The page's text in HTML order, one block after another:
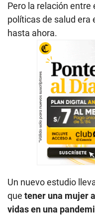
Pero la relación entre
políticas de salud era
hasta ahora.
Un nuevo estudio
que tener una mujer
vidas en una